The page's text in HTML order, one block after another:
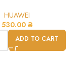
HUAWEI
530.00 ₴
ADD TO CART